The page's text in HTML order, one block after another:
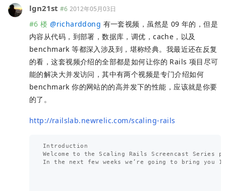
lgn21st #6 2012年05月03日
#6 楼 @richarddong 有一套视频，虽然是 09 年的，但是
内容从代码，到部署，数据库，调优，cache，以及
benchmark 等都深入涉及到，堪称经典。我最近还在反复
的看，这套视频介绍的全部都是如何让你的 Rails 项目尽可
能的解决大并发访问，其中有两个视频是专门介绍如何
benchmark 你的网站的的高并发下的性能，应该就是你要
的了。
http://railslab.newrelic.com/scaling-rails
Introduction
Welcome to the Scaling Rails Screencast Series
In the next few weeks we’re going to bring you